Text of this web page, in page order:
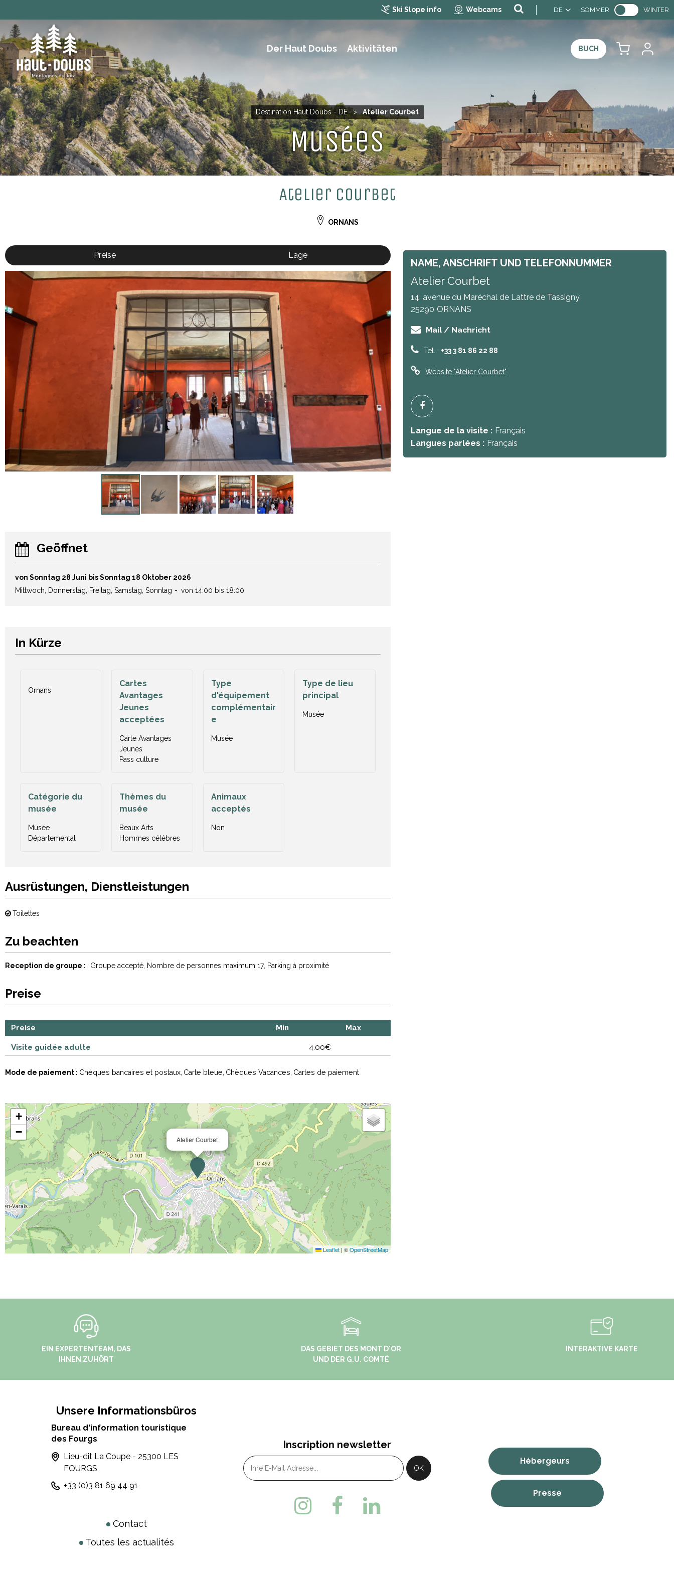
Ski Slope info Webcams DE SOMMER WINTER
Der Haut Doubs Aktivitäten BUCH
Destination Haut Doubs - DE > Atelier Courbet
Musées
Atelier Courbet
ORNANS
Preise Lage
Geöffnet
von Sonntag 28 Juni bis Sonntag 18 Oktober 2026
Mittwoch, Donnerstag, Freitag, Samstag, Sonntag
von 14:00 bis 18:00
In Kürze
Ornans
Cartes
Avantages
Jeunes
acceptées
Carte Avantages
Jeunes
Pass culture
Type
d'équipement
complémentair
e
Musée
Type de lieu
principal
Musée
Catégorie du
musée
Musée
Départemental
Thèmes du
musée
Beaux Arts
Hommes célèbres
Animaux
acceptés
Non
Ausrüstungen, Dienstleistungen
Toilettes
NAME, ANSCHRIFT UND TELEFONNUMMER
Atelier Courbet
14, avenue du Maréchal de Lattre de Tassigny
25290 ORNANS
Mail / Nachricht
Tel. : +33 3 81 86 22 88
Website "Atelier Courbet"
Langue de la visite : Français
Langues parlées : Français
Zu beachten
Reception de groupe : Groupe accepté Nombre de personnes maximum 17 Parking à proximité
Preise
Preise Min Max
Visite guidée adulte 4.00€
Mode de paiement : Chèques bancaires et postaux Carte bleue Chèques Vacances Cartes de paiement
Atelier Courbet
+
−
Leaflet | ©OpenStreetMap
EIN EXPERTENTEAM, DAS
IHNEN ZUHÖRT
DAS GEBIET DES MONT D'OR
UND DER G.U. COMTÉ
INTERAKTIVE KARTE
Unsere Informationsbüros
Bureau d'information touristique
des Fourgs
Lieu-dit La Coupe - 25300 LES
FOURGS
+33 (0)3 81 69 44 91
Contact
Toutes les actualités
Inscription newsletter
Hébergeurs
Presse